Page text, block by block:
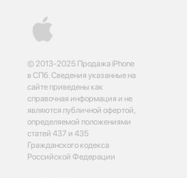
© 2013-2025 Продажа iPhone
в СПб. Сведения указанные на
сайте приведены как
справочная информация и не
являются публичной офертой,
определяемой положениями
статей 437 и 435
Гражданского кодекса
Российской Федерации